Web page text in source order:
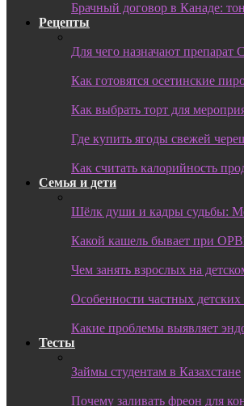
Брачный договор в Канаде:
Рецепты
Для чего назначают препарат
Как готовятся осетинские
Как выбрать торт для
Где купить ягоды свежей
Как считать калорийность
Семья и дети
Шёлк души и кадры судьбы:
Какой кашель бывает при
Чем занять взрослых на
Особенности частных детских
Какие проблемы выявляет
Тесты
Займы студентам в Казахстане
Почему заливать фреон для